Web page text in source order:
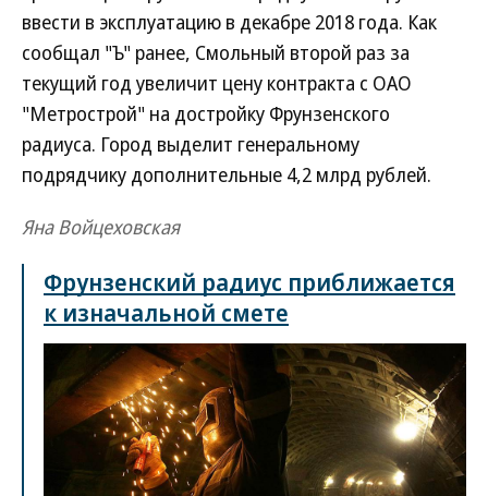
ввести в эксплуатацию в декабре 2018 года. Как
сообщал "Ъ" ранее, Смольный второй раз за
текущий год увеличит цену контракта с ОАО
"Метрострой" на достройку Фрунзенского
радиуса. Город выделит генеральному
подрядчику дополнительные 4,2 млрд рублей.
Яна Войцеховская
Фрунзенский радиус приближается
к изначальной смете